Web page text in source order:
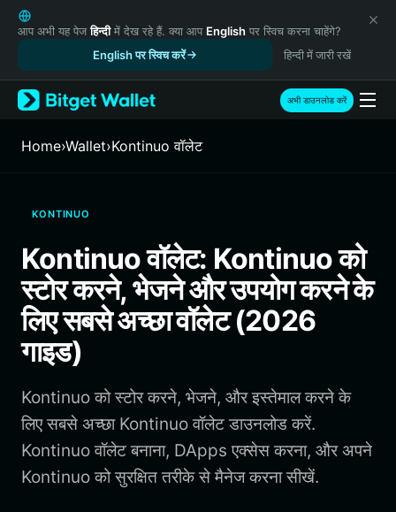
English
日本語
Русский
Español (Latinoamérica)
Türkçe
Italiano
繁體中文
Português (Portugal)
Bahasa Indonesia
ภาษาไทย
हिन्दी
Español
Português (Brasil)
Español (Argentina)
आप अभी यह पेजहिन्दीमें देख रहे हैं. क्या आप English पर स्विच करना चाहेंगे?
English पर स्विच करें
हिन्दी में जारी रखें
अभी डाउनलोड करें
Home›Wallet›Kontinuo वॉलेट
KONTINUO
Kontinuo वॉलेट: Kontinuo को
स्टोर करने, भेजने और उपयोग करने के
लिए सबसे अच्छा वॉलेट (2026
गाइड)
Kontinuo को स्टोर करने, भेजने, और इस्तेमाल करने के
लिए सबसे अच्छा Kontinuo वॉलेट डाउनलोड करें.
Kontinuo वॉलेट बनाना, DApps एक्सेस करना, और अपने
Kontinuo को सुरक्षित तरीके से मैनेज करना सीखें.